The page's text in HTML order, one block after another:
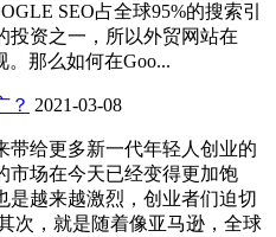
SEO占全球95%的搜索引
投资之一，所以外贸网站在
。那么如何在Goo...
？ 2021-03-08
带给更多新一代年轻人创业的
市场在今天已经变得更加饱
是越来越激烈，创业者们迫切
次，就是随着像亚马逊，全球